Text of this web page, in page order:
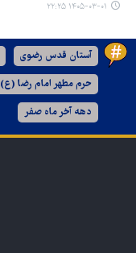
۱۴۰۵-۰۳-۰۱ ۲۲:۲۵
آستان قدس رضوی
حرم مطهر امام رضا (ع)
دهه آخر ماه صفر